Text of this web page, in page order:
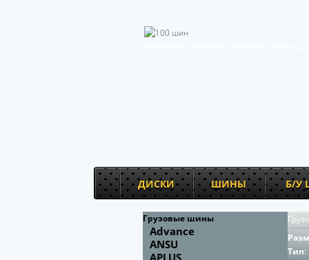
ДИСКИ ШИНЫ Б/У
Грузовые шины
Advance
ANSU
APLUS
Тип: